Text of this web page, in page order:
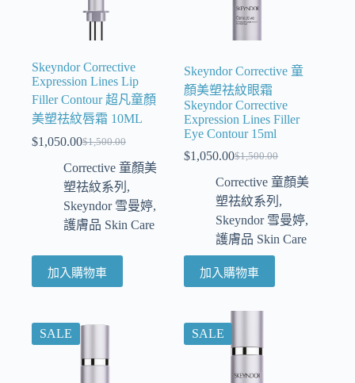
Skeyndor Corrective
Expression Lines Lip
Filler Contour 超凡童顏
美塑祛紋唇霜 10ML
$1,500.00
$1,050.00
Corrective 童顏美
塑祛紋系列 ,
Skeyndor 雪曼婷,
護膚品 Skin Care
加入購物車
Skeyndor Corrective 童
顏美塑祛紋眼霜
Skeyndor Corrective
Expression Lines Filler
Eye Contour 15ml
$1,500.00
$1,050.00
Corrective 童顏美
塑祛紋系列 ,
Skeyndor 雪曼婷,
護膚品 Skin Care
加入購物車
SALE SALE